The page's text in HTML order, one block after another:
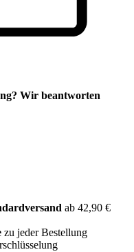
Wir beantworten
ab 42,90 €
zu jeder Bestellung